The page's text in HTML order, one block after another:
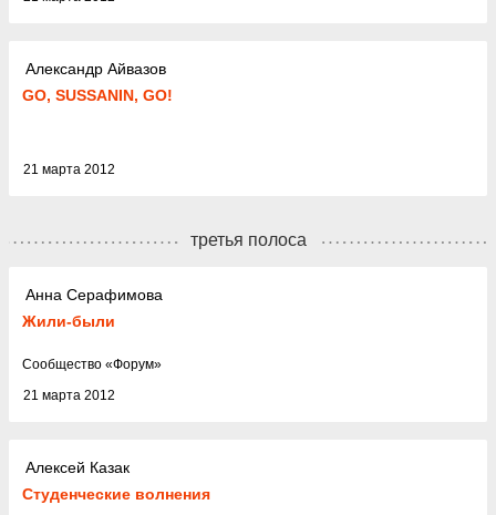
Александр Айвазов
GO, SUSSANIN, GO!
21 марта 2012
третья полоса
Анна Серафимова
Жили-были
21 марта 2012
Cообщество «Форум»
Алексей Казак
Студенческие волнения